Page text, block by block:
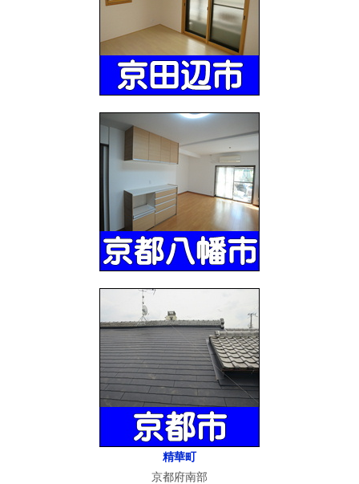
精華町
京都府南部